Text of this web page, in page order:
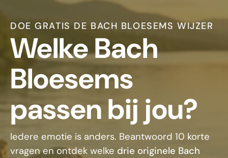
DOE GRATIS DE BACH BLOESEMS WIJZER
Welke Bach
Bloesems
passen bij jou?
Iedere emotie is anders. Beantwoord 10 korte
vragen en ontdek welke drie originele Bach